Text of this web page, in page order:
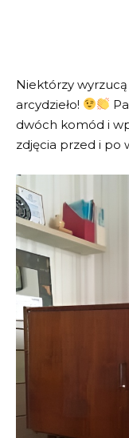
Niektórzy
arcydzieło!
dwóch komód i
zdjęcia przed i po